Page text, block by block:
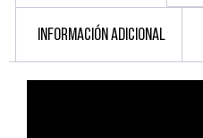
INFORMACIÓN ADICIONAL